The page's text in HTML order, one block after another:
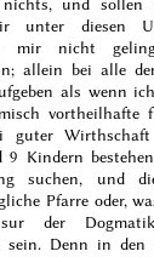
unter diesen
mir nicht
allein bei alle
als wenn
vortheilhafte
guter
9 Kindern
suchen, und
Pfarre oder,
der
sein. Denn in den